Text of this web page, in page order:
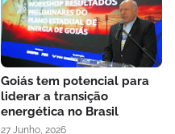
Goiás tem potencial para
liderar a transição
energética no Brasil
27 Junho, 2026